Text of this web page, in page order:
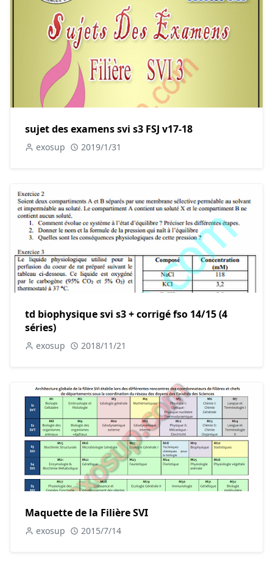
sujet des examens svi s3 FSJ v17-18
exosup 2019/1/31
td biophysique svi s3 + corrigé fso 14/15 (4
séries)
exosup 2018/11/21
Maquette de la Filière SVI
exosup 2015/7/14